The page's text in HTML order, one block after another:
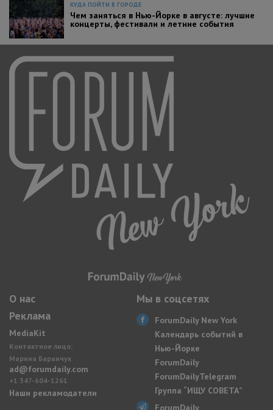
КУДА ПОЙТИ В ГОРОДЕ
Чем заняться в Нью-Йорке в августе: лучшие
концерты, фестивали и летние события
О нас
Реклама
MediaKit
Контактное лицо:
Марина Баранчук
ad@forumdaily.com
+1 347-604-1261
Наши рекламодатели
Мы в соцсетях
ForumDaily New York
Календарь событий в
Нью-Йорке
ForumDaily
ForumDailyTelegram
Группа “ИЩУ СОВЕТА”